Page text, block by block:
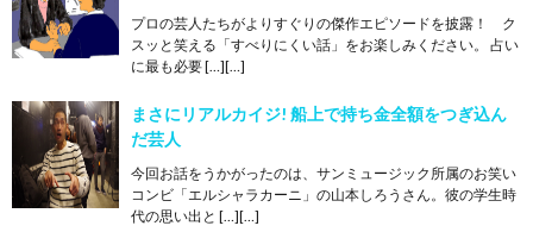
プロの芸人たちがよりすぐりの傑作エピソードを披露！ ク
スッと笑える「すべりにくい話」をお楽しみください。 占い
に最も必要 […][…]
まさにリアルカイジ! 船上で持ち金全額をつぎ込ん
だ芸人
今回お話をうかがったのは、サンミュージック所属のお笑い
コンビ「エルシャラカーニ」の山本しろうさん。彼の学生時
代の思い出と […][…]